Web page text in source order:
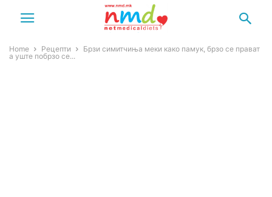
Home Рецепти
Брзи симитчиња меки како памук, брзо се прават
а уште побрзо се...